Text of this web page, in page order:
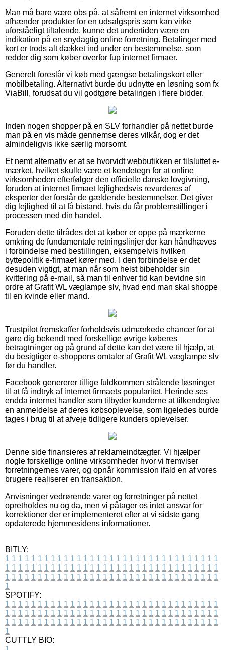
Man må bare være obs på, at såfremt en internet virksomhed
afhænder produkter for en udsalgspris som kan virke
uforståeligt tiltalende, kunne det undertiden være en
indikation på en snydagtig online forretning. Betalinger med
kort er trods alt dækket ind under en bestemmelse, som
redder dig som køber overfor fup internet firmaer.
Generelt foreslår vi køb med gængse betalingskort eller
mobilbetaling. Alternativt burde du udnytte en løsning som fx
ViaBill, forudsat du vil godtgøre betalingen i flere bidder.
Inden nogen shopper på en SLV forhandler på nettet burde
man på en vis måde gennemse deres vilkår, dog er det
almindeligvis ikke særlig morsomt.
Et nemt alternativ er at se hvorvidt webbutikken er tilsluttet e-
mærket, hvilket skulle være et kendetegn for at online
virksomheden efterfølger den officielle danske lovgivning,
foruden at internet firmaet lejlighedsvis revurderes af
eksperter der forstår de gældende bestemmelser. Det giver
dig lejlighed til at få bistand, hvis du får problemstillinger i
processen med din handel.
Foruden dette tilrådes det at køber er oppe på mærkerne
omkring de fundamentale retningslinjer der kan håndhæves
i forbindelse med bestillingen, eksempelvis hvilken
byttepolitik e-firmaet kører med. I den forbindelse er det
desuden vigtigt, at man når som helst bibeholder sin
kvittering på e-mail, så man til enhver tid kan bevidne sin
ordre af Grafit WL væglampe slv, hvad end man skal shoppe
til en kvinde eller mand.
Trustpilot fremskaffer forholdsvis udmærkede chancer for at
gøre dig bekendt med forskellige øvrige køberes
betragtninger og på grund af dette kan det være til hjælp, at
du besigtiger e-shoppens omtaler af Grafit WL væglampe slv
før du handler.
Facebook genererer tillige fuldkommen strålende løsninger
til at få indtryk af internet firmaets popularitet. Herinde ses
endda internet handler som tilbyder kunderne at tilkendegive
en anmeldelse af deres købsoplevelse, som ligeledes burde
tages i brug til at afveje tidligere kunders oplevelser.
Denne side finansieres af reklameindtægter. Vi hjælper
nogle forskellige online virksomheder hvor vi fremviser
forretningernes varer, og opnår kommission ifald en af vores
brugere realiserer en transaktion.
Anvisninger vedrørende varer og forretninger på nettet
opretholdes nu og da, men vi påtager os intet ansvar for
korrektioner der er implementeret efter at vi sidste gang
opdaterede hjemmesidens informationer.
BITLY:
1 1 1 1 1 1 1 1 1 1 1 1 1 1 1 1 1 1 1 1 1 1 1 1 1 1 1 1 1 1 1 1 1
1 1 1 1 1 1 1 1 1 1 1 1 1 1 1 1 1 1 1 1 1 1 1 1 1 1 1 1 1 1 1 1 1
1 1 1 1 1 1 1 1 1 1 1 1 1 1 1 1 1 1 1 1 1 1 1 1 1 1 1 1 1 1 1 1 1
1
SPOTIFY:
1 1 1 1 1 1 1 1 1 1 1 1 1 1 1 1 1 1 1 1 1 1 1 1 1 1 1 1 1 1 1 1 1
1 1 1 1 1 1 1 1 1 1 1 1 1 1 1 1 1 1 1 1 1 1 1 1 1 1 1 1 1 1 1 1 1
1 1 1 1 1 1 1 1 1 1 1 1 1 1 1 1 1 1 1 1 1 1 1 1 1 1 1 1 1 1 1 1 1
1
CUTTLY BIO: